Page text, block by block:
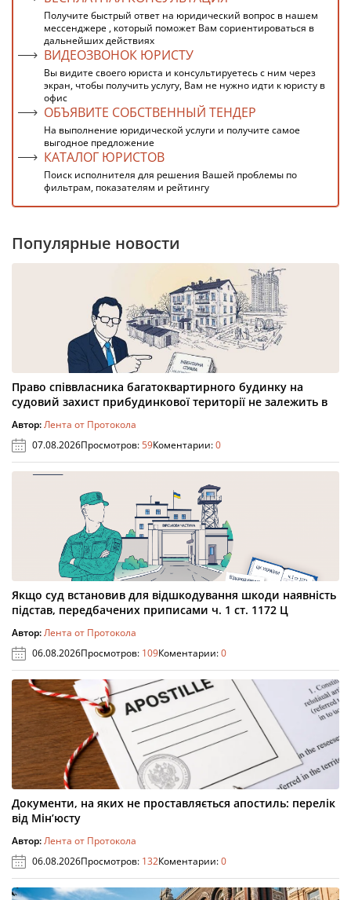
Получите быстрый ответ на юридический вопрос в нашем
мессенджере , который поможет Вам сориентироваться в
дальнейших действиях
ВИДЕОЗВОНОК ЮРИСТУ
Вы видите своего юриста и консультируетесь с ним через
экран, чтобы получить услугу, Вам не нужно идти к юристу в
офис
ОБЪЯВИТЕ СОБСТВЕННЫЙ ТЕНДЕР
На выполнение юридической услуги и получите самое
выгодное предложение
КАТАЛОГ ЮРИСТОВ
Поиск исполнителя для решения Вашей проблемы по
фильтрам, показателям и рейтингу
Популярные новости
Право співвласника багатоквартирного будинку на
судовий захист прибудинкової території не залежить в
Автор:Лента от Протокола
07.08.2026Просмотров:59Коментарии:0
Якщо суд встановив для відшкодування шкоди наявність
підстав, передбачених приписами ч. 1 ст. 1172 Ц
Автор:Лента от Протокола
06.08.2026Просмотров: 109Коментарии:0
Документи, на яких не проставляється апостиль: перелік
від Мін’юсту
Автор:Лента от Протокола
06.08.2026Просмотров: 132Коментарии:0